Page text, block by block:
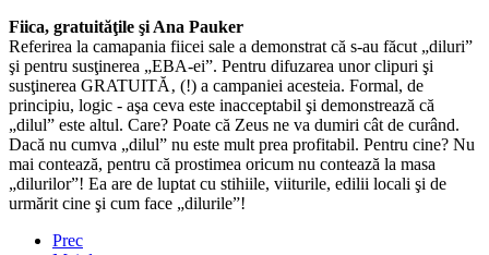
Fiica, gratuităţile şi Ana Pauker
Referirea la camapania fiicei sale a demonstrat că s-au făcut „diluri”
şi pentru susţinerea „EBA-ei”. Pentru difuzarea unor clipuri şi
susţinerea GRATUITĂ‚ (!) a campaniei acesteia. Formal, de
principiu, logic - aşa ceva este inacceptabil şi demonstrează că
„dilul” este altul. Care? Poate că Zeus ne va dumiri cât de curând.
Dacă nu cumva „dilul” nu este mult prea profitabil. Pentru cine? Nu
mai contează, pentru că prostimea oricum nu contează la masa
„dilurilor”! Ea are de luptat cu stihiile, viiturile, edilii locali şi de
urmărit cine şi cum face „dilurile”!
Prec